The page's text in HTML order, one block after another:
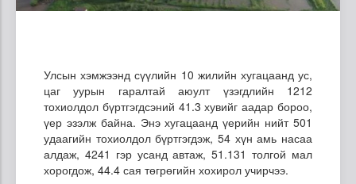
Улсын хэмжээнд сүүлийн 10 жилийн хугацаанд ус,
цаг уурын гаралтай аюулт үзэгдлийн 1212
тохиолдол бүртгэгдсэний 41.3 хувийг аадар бороо,
үер эзэлж байна. Энэ хугацаанд үерийн нийт 501
удаагийн тохиолдол бүртгэгдэж, 54 хүн амь насаа
алдаж, 4241 гэр усанд автаж, 51.131 толгой мал
хорогдож, 44.4 сая төгрөгийн хохирол учирчээ.